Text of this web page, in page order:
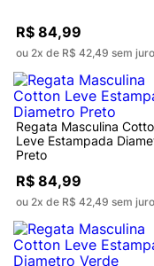
R$ 84,99
ou 2x de R$ 42,49 sem
Regata Masculina
Leve Estampada
Preto
R$ 84,99
ou 2x de R$ 42,49 sem